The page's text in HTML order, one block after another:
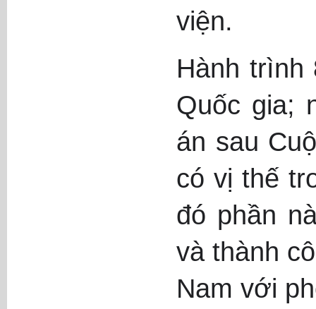
viện.
Hành trình
Quốc gia;
án sau
có vị thế
đó phần
và thành
Nam với